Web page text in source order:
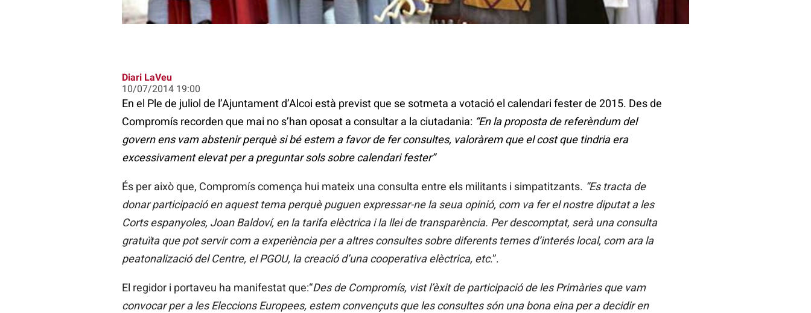
Diari LaVeu
10/07/2014 19:00
En el Ple de juliol de l’Ajuntament d’Alcoi està previst que se sotmeta a votació el calendari fester de 2015. Des de
Compromís recorden que mai no s’han oposat a consultar a la ciutadania: “En la proposta de referèndum del
govern ens vam abstenir perquè si bé estem a favor de fer consultes, valoràrem que el cost que tindria era
excessivament elevat per a preguntar sols sobre calendari fester”
És per això que, Compromís comença hui mateix una consulta entre els militants i simpatitzants. “Es tracta de
donar participació en aquest tema perquè puguen expressar-ne la seua opinió, com va fer el nostre diputat a les
Corts espanyoles, Joan Baldoví, en la tarifa elèctrica i la llei de transparència. Per descomptat, serà una consulta
gratuïta que pot servir com a experiència per a altres consultes sobre diferents temes d’interés local, com ara la
peatonalizació del Centre, el PGOU, la creació d’una cooperativa elèctrica, etc.”.
El regidor i portaveu ha manifestat que:“Des de Compromís, vist l’èxit de participació de les Primàries que vam
convocar per a les Eleccions Europees, estem convençuts que les consultes són una bona eina per a decidir en